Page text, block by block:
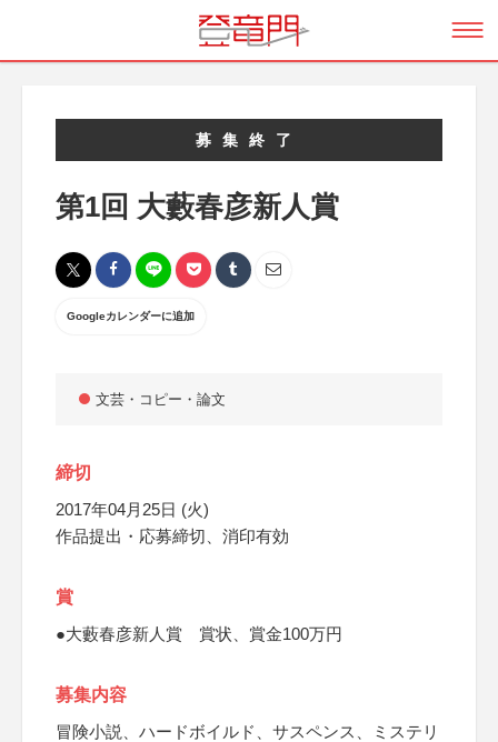
募集終了
第1回 大藪春彦新人賞
Googleカレンダーに追加
文芸・コピー・論文
締切
2017年04月25日 (火)
作品提出・応募締切、消印有効
賞
●大藪春彦新人賞 賞状、賞金100万円
募集内容
冒険小説、ハードボイルド、サスペンス、ミステリ